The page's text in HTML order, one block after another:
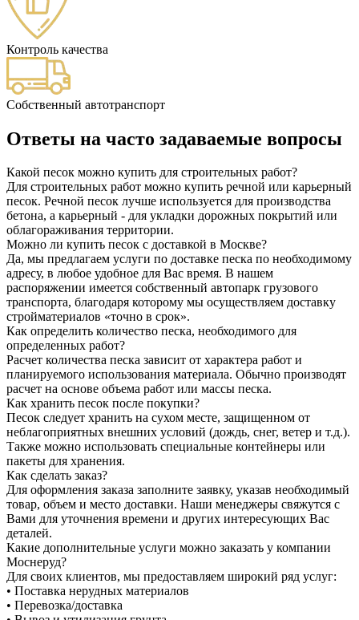
Контроль качества
Собственный автотранспорт
Ответы на часто задаваемые вопросы
Какой песок можно купить для строительных работ?
Для строительных работ можно купить речной или карьерный
песок. Речной песок лучше используется для производства
бетона, а карьерный - для укладки дорожных покрытий или
облагораживания территории.
Можно ли купить песок с доставкой в Москве?
Да, мы предлагаем услуги по доставке песка по необходимому
адресу, в любое удобное для Вас время. В нашем
распоряжении имеется собственный автопарк грузового
транспорта, благодаря которому мы осуществляем доставку
стройматериалов «точно в срок».
Как определить количество песка, необходимого для
определенных работ?
Расчет количества песка зависит от характера работ и
планируемого использования материала. Обычно производят
расчет на основе объема работ или массы песка.
Как хранить песок после покупки?
Песок следует хранить на сухом месте, защищенном от
неблагоприятных внешних условий (дождь, снег, ветер и т.д.).
Также можно использовать специальные контейнеры или
пакеты для хранения.
Как сделать заказ?
Для оформления заказа заполните заявку, указав необходимый
товар, объем и место доставки. Наши менеджеры свяжутся с
Вами для уточнения времени и других интересующих Вас
деталей.
Какие дополнительные услуги можно заказать у компании
Моснеруд?
Для своих клиентов, мы предоставляем широкий ряд услуг:
• Поставка нерудных материалов
• Перевозка/доставка